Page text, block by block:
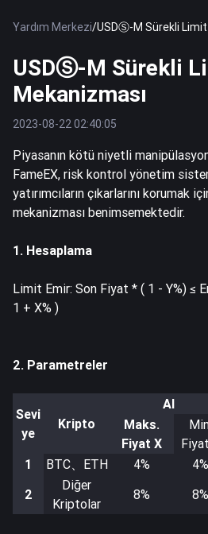
Yardım Merkezi/USDⓈ-M Sürekli
USDⓈ-M Sürekli
Mekanizması
2023-08-22 02:40:05
Piyasanın kötü niyetli
FameEX, risk kontrol yönetim
yatırımcıların çıkarlarını korumak
mekanizması benimsemektedir.
1. Hesaplama
Limit Emir: Son Fiyat * ( 1 - Y%) ≤
1 + X% )
2. Parametreler
Sevi
ye
Kripto
Al
Maks.
Fiyat X
1
BTC、ETH 4% 4%
2
Diğer
Kriptolar
8% 8%